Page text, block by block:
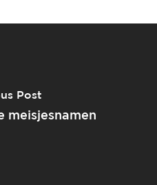
Post
meisjesnamen